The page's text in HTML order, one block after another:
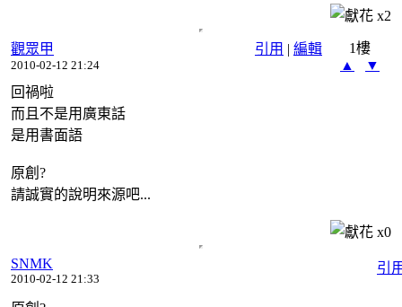
x2
引用 | 編輯
觀眾甲
2010-02-12 21:24
1樓
▲
▼
回禍啦
而且不是用廣東話
是用書面語
原創?
請誠實的說明來源吧...
x0
引
SNMK
2010-02-12 21:33